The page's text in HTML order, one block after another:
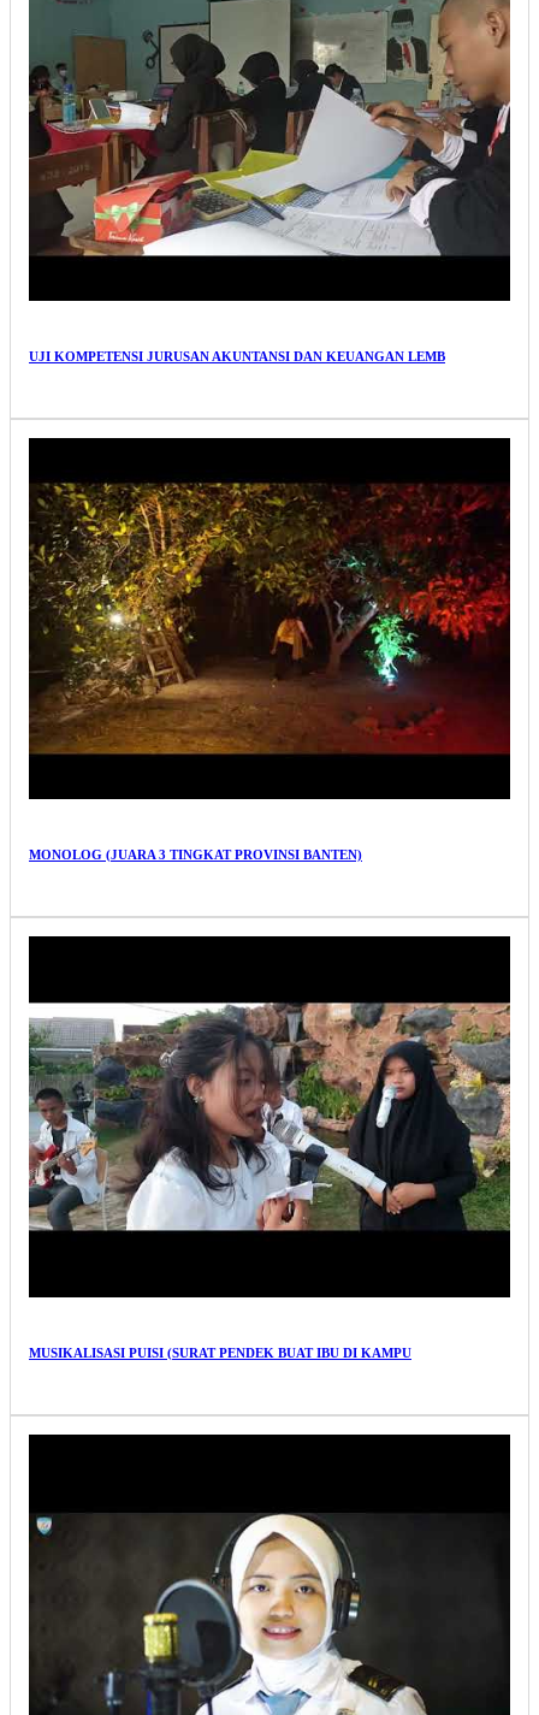
UJI KOMPETENSI JURUSAN AKUNTANSI DAN KEUANGAN LEMB
MONOLOG (JUARA 3 TINGKAT PROVINSI BANTEN)
MUSIKALISASI PUISI (SURAT PENDEK BUAT IBU DI KAMPU